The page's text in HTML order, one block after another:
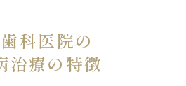
科医院の
治療の特徴